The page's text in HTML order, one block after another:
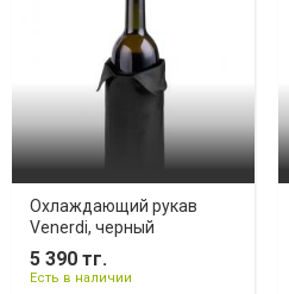
Охлаждающий рукав
Venerdi, черный
5 390 тг.
Есть в наличии